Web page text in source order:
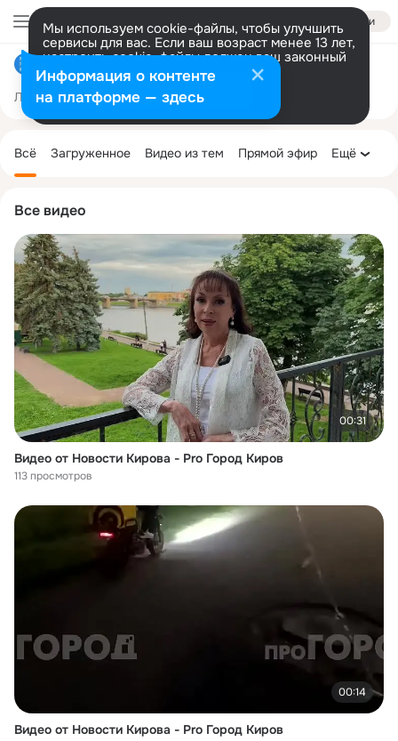
Войти
Мы используем cookie-файлы, чтобы улучшить
сервисы для вас. Если ваш возраст менее 13 лет,
настроить cookie-файлы должен ваш законный
представитель. Больше информации
Разрешить все Настроить
Лента Участники 23K Темы 57K
Все видео
00:31
Видео от Новости Кирова - Pro Город Киров
113 просмотров
00:14
Видео от Новости Кирова - Pro Город Киров
колонка
Всё Загруженное Видео из тем Прямой эфир Ещё
Информация о контенте
на платформе — здесь